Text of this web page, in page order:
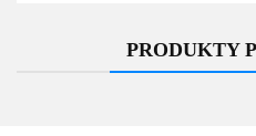
PRODUKTY